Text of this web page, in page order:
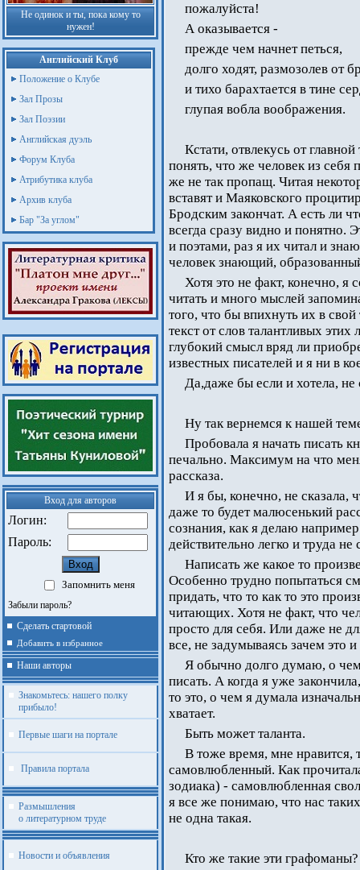
Не одинок и ты, пока кому то
нужен!
Английский Клуб
Положение о Клубе
Зал Прозы
Зал Поэзии
Английская дуэль
Форум Клуба
Атрибутика клуба
Архив клуба
Бар "За углом"
Вход для авторов
Логин:
Пароль:
Запомнить меня
Забыли пароль?
Сделать стартовой
Добавить в избранное
Наши авторы
Знакомьтесь: нашего полку
прибыло!
Первые шаги на портале
Правила портала
Размышления
о литературном труде
Новости и объявления
пожалуйста!
А оказывается -
прежде чем начнет петься,
долго ходят, размозолев от
и тихо барахтается в тине
глупая вобла воображения.
Кстати, отвлекусь от
понять, что же человек из себя
же не так пропащ. Читая
вставят и Маяковского
Бродским закончат. А есть ли
всегда сразу видно и понятно.
и поэтами, раз я их читал и
человек знающий,
Хотя это не факт, конечно,
читать и много мыслей
того, что бы впихнуть их в
текст от слов талантливых
глубокий смысл вряд ли
известных писателей и я ни в
Да,даже бы если и хотела, не
Ну так вернемся к нашей
Пробовала я начать писать
печально. Максимум на что
рассказа.
И я бы, конечно, не сказала,
даже то будет малюсенький
сознания, как я делаю
действительно легко и труда не
Написать же какое то
Особенно трудно попытаться
придать, что то как то это
читающих. Хотя не факт, что
просто для себя. Или даже не
все, не задумываясь зачем это и
Я обычно долго думаю, о
писать. А когда я уже
то это, о чем я думала
хватает.
Быть может таланта.
В тоже время, мне нравится,
самовлюбленный. Как
зодиака) - самовлюбленная
я все же понимаю, что нас
не одна такая.
Кто же такие эти графоманы?